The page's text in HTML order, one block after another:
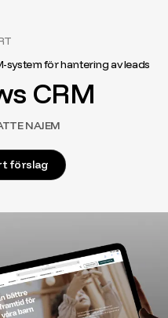
system för hantering av leads
CRM
NAJEM
förslag